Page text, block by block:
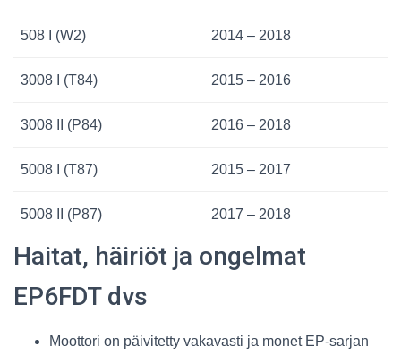
508 I (W2) 2014 – 2018
3008 I (T84) 2015 – 2016
3008 II (P84) 2016 – 2018
5008 I (T87) 2015 – 2017
5008 II (P87) 2017 – 2018
Haitat, häiriöt ja ongelmat
EP6FDT dvs
Moottori on päivitetty vakavasti ja monet EP-sarjan